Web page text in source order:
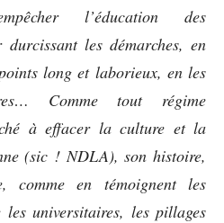
l’éducation des
les démarches, en
long et laborieux, en les
Comme tout régime
à effacer la culture et la
(sic ! NDLA), son histoire,
comme en témoignent les
les universitaires, les pillages